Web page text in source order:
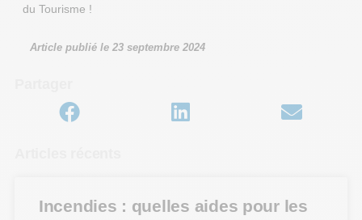
du Tourisme !
Article publié le 23 septembre 2024
Incendies : quelles aides pour les